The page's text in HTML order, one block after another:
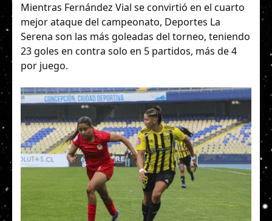
Mientras Fernández Vial se convirtió en el cuarto
mejor ataque del campeonato, Deportes La
Serena son las más goleadas del torneo, teniendo
23 goles en contra solo en 5 partidos, más de 4
por juego.